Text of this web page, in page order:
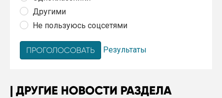
Другими
Не пользуюсь соцсетями
Результаты
ДРУГИЕ НОВОСТИ РАЗДЕЛА